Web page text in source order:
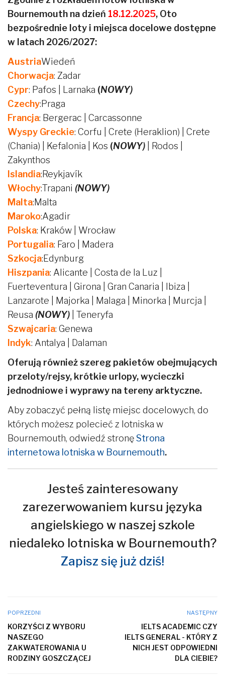
Bournemouth na dzień 18.12.2025, Oto
bezpośrednie loty i miejsca docelowe dostępne
w latach 2026/2027:
AustriaWiedeń
Chorwacja: Zadar
Cypr: Pafos | Larnaka (NOWY)
Czechy:Praga
Francja: Bergerac | Carcassonne
Wyspy Greckie: Corfu | Crete (Heraklion) | Crete
(Chania) | Kefalonia | Kos (NOWY) | Rodos |
Zakynthos
Islandia:Reykjavík
Włochy:Trapani (NOWY)
Malta:Malta
Maroko:Agadir
Polska: Kraków | Wrocław
Portugalia: Faro | Madera
Szkocja:Edynburg
Hiszpania: Alicante | Costa de la Luz |
Fuerteventura | Girona | Gran Canaria | Ibiza |
Lanzarote | Majorka | Malaga | Minorka | Murcja |
Reusa (NOWY) | Teneryfa
Szwajcaria: Genewa
Indyk: Antalya | Dalaman
Oferują również szereg pakietów obejmujących
przeloty/rejsy, krótkie urlopy, wycieczki
jednodniowe i wyprawy na tereny arktyczne.
Aby zobaczyć pełną listę miejsc docelowych, do
których możesz polecieć z lotniska w
Bournemouth, odwiedź stronęStrona
internetowa lotniska w Bournemouth.
Jesteś zainteresowany
zarezerwowaniem kursu języka
angielskiego w naszej szkole
niedaleko lotniska w Bournemouth?
Zapisz się już dziś!
POPRZEDNI
KORZYŚCI Z WYBORU
NASZEGO
ZAKWATEROWANIA U
RODZINY GOSZCZĄCEJ
NASTĘPNY
IELTS ACADEMIC CZY
IELTS GENERAL - KTÓRY Z
NICH JEST ODPOWIEDNI
DLA CIEBIE?